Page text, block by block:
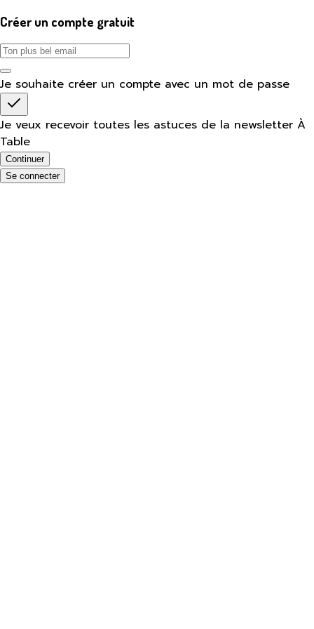
Créer un compte gratuit
Je souhaite créer un compte avec un mot de passe
Je veux recevoir toutes les astuces de la newsletter À
Table
Continuer
Se connecter